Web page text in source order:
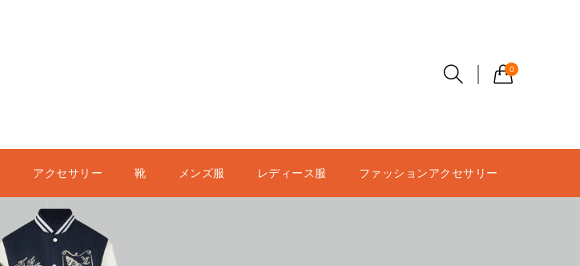
0
アクセサリー 靴 メンズ服 レディース服 ファッションアクセサリー